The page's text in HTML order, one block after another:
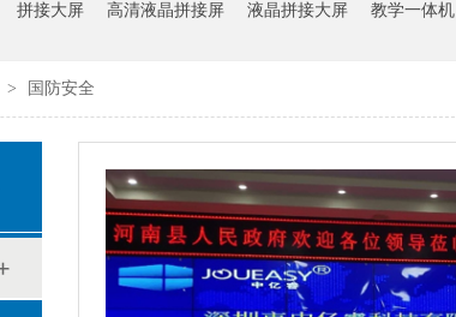
拼接大屏 高清液晶拼接屏 液晶拼接大屏 教学一体机
> 国防安全